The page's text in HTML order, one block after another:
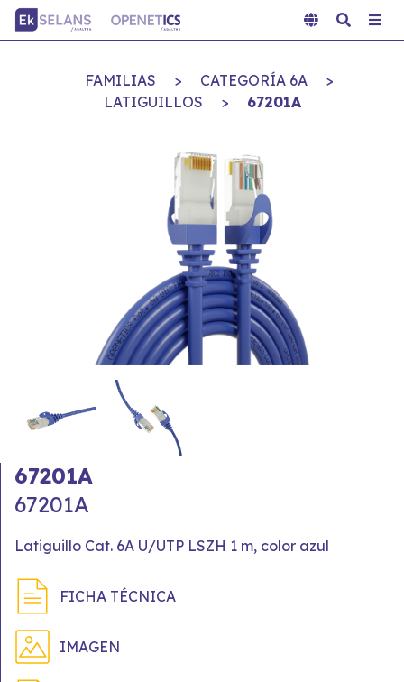
FAMILIAS > CATEGORÍA 6A
>
LATIGUILLOS
> 67201A
67201A
67201A
Latiguillo Cat. 6A U/UTP LSZH 1 m, color azul
FICHA TÉCNICA
IMAGEN